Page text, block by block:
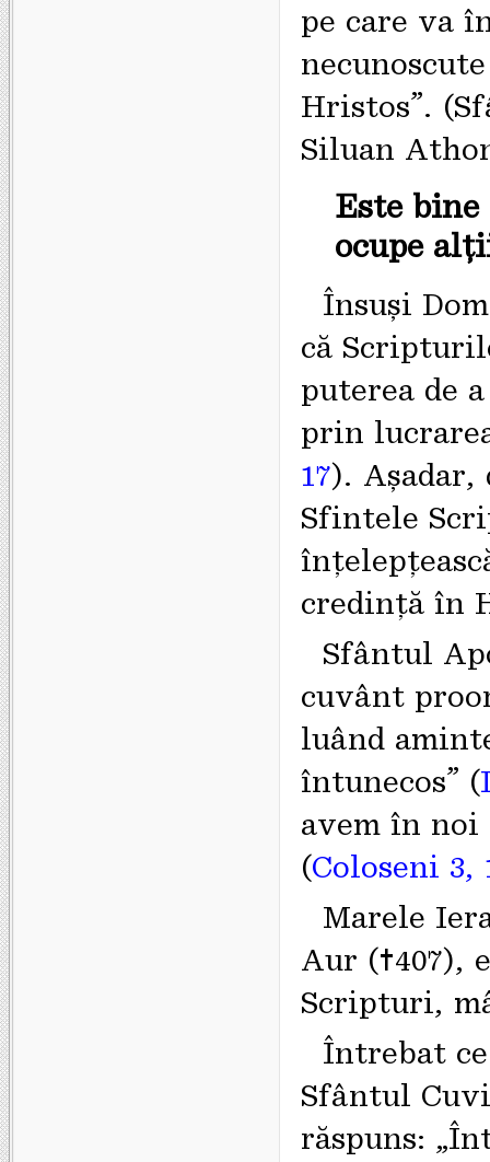
pe care va
Hristos”.
Siluan
Este
ocupe
Însuși
că
puterea de
prin
17). Așadar,
Sfintele
credință în
Sfântul
cuvânt
luând
întunecos” (
avem în noi
(Coloseni 3,
Marele
Aur (†407),
Scripturi,
Întrebat
Sfântul
răspuns: